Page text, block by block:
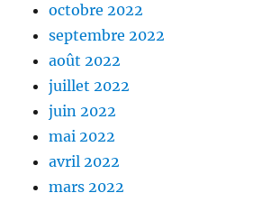
octobre 2022
septembre 2022
août 2022
juillet 2022
juin 2022
mai 2022
avril 2022
mars 2022